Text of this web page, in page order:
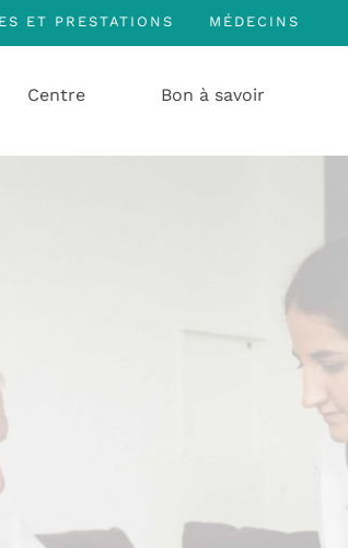
ET PRESTATIONS MÉDECINS
Centre Bon à savoir